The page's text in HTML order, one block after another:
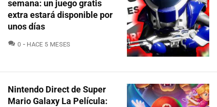
semana: un juego gratis
extra estará disponible por
unos días
0 COMENTARIOS
HACE 5 MESES
Nintendo Direct de Super
Mario Galaxy La Película: